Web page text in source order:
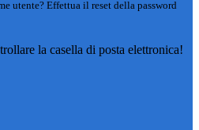
utente? Effettua il reset della password
la casella di posta elettronica!